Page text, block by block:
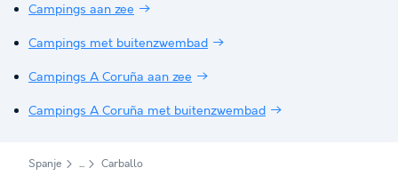
Campings aan zee
Campings met buitenzwembad
Campings A Coruña aan zee
Campings A Coruña met buitenzwembad
Spanje Carballo